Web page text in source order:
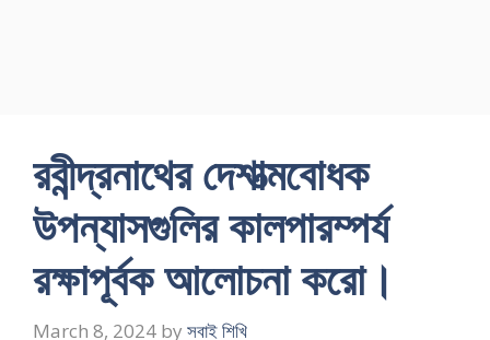
রবীন্দ্রনাথের দেশাত্মবােধক
উপন্যাসগুলির কালপারম্পর্য
রক্ষাপূর্বক আলােচনা করাে।
March 8, 2024 by সবাই শিখি